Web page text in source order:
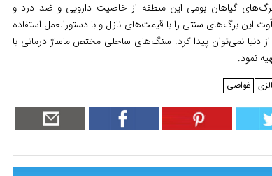
گیاهان بومی این منطقه از خاصیت دارویی و ضد درد و
این برگ‌های سنتی را با قیمت‌های نازل و با دستورالعمل استفاده
دنیا نمی‌توان پیدا کرد. سنگ‌های ساحلی مختص ماساژ درمانی با
نمود.
غواصی